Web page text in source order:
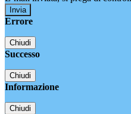
Errore
Chiudi
Successo
Chiudi
Informazione
Chiudi